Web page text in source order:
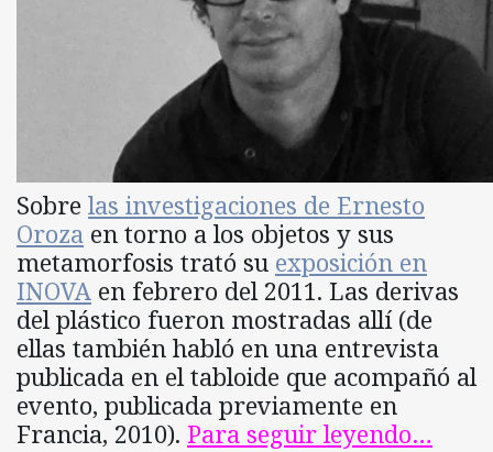
Sobre las investigaciones de Ernesto
Oroza en torno a los objetos y sus
metamorfosis trató su exposición en
INOVA en febrero del 2011. Las derivas
del plástico fueron mostradas allí (de
ellas también habló en una entrevista
publicada en el tabloide que acompañó al
evento, publicada previamente en
Francia, 2010). Para seguir leyendo…